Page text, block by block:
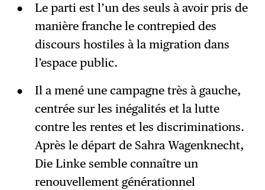
Le parti est l’un des seuls à avoir pris de
manière franche le contrepied des
discours hostiles à la migration dans
l’espace public.
Il a mené une campagne très à gauche,
centrée sur les inégalités et la lutte
contre les rentes et les discriminations.
Après le départ de Sahra Wagenknecht,
Die Linke semble connaître un
renouvellement générationnel